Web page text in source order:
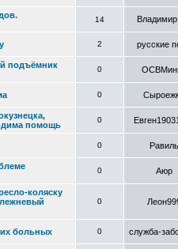
14
2 русские
подъёмник
0
0
помощь
0
0 Равиль
0 Аюр
коляску
0
больных 0 служба-